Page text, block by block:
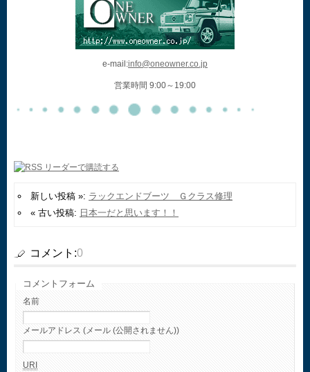
e-mail:info@oneowner.co.jp
営業時間 9:00～19:00
新しい投稿 »: ラックエンドブーツ Ｇクラス修理
« 古い投稿: 日本一だと思います！！
コメント:0
コメントフォーム
名前
メールアドレス (メール (公開されません))
URI